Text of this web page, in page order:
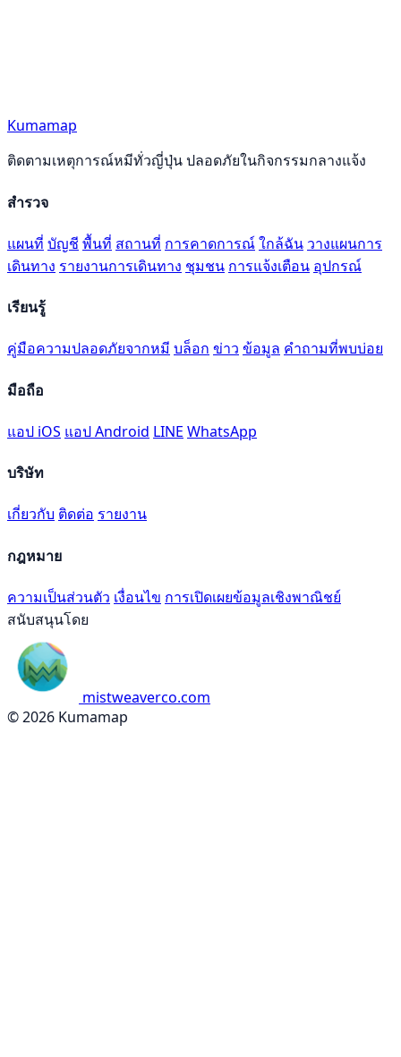
Kumamap
ติดตามเหตุการณ์หมีทั่วญี่ปุ่น ปลอดภัยในกิจกรรมกลางแจ้ง
สำรวจ
แผนที่ บัญชี พื้นที่ สถานที่ การคาดการณ์ใกล้ฉัน วางแผนการ
เดินทาง รายงานการเดินทาง ชุมชน การแจ้งเตือน อุปกรณ์
เรียนรู้
คู่มือความปลอดภัยจากหมี บล็อก ข่าว ข้อมูล คำถามที่พบบ่อย
มือถือ
แอป iOS แอป Android LINE WhatsApp
บริษัท
เกี่ยวกับ ติดต่อ รายงาน
กฎหมาย
ความเป็นส่วนตัว เงื่อนไข การเปิดเผยข้อมูลเชิงพาณิชย์
สนับสนุนโดย
mistweaverco.com
© 2026 Kumamap